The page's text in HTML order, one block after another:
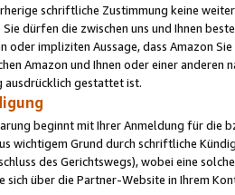
schriftliche Zustimmung keine
dürfen die zwischen uns und Ihnen
oder impliziten Aussage, dass Amazon
Amazon und Ihnen oder einer
ausdrücklich gestattet ist.
beginnt mit Ihrer Anmeldung für die
wichtigem Grund durch schriftliche
des Gerichtswegs), wobei eine
sich über die Partner-Website in Ihrem